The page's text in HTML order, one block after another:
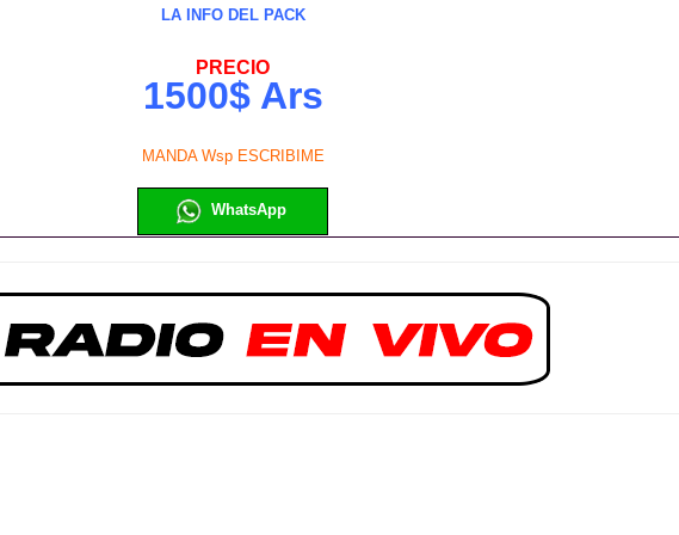
LA INFO DEL PACK
PRECIO
1500$ Ars
MANDA Wsp ESCRIBIME
WhatsApp